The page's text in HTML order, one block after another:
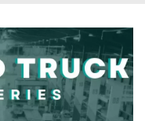
हैंडलिंग
करें